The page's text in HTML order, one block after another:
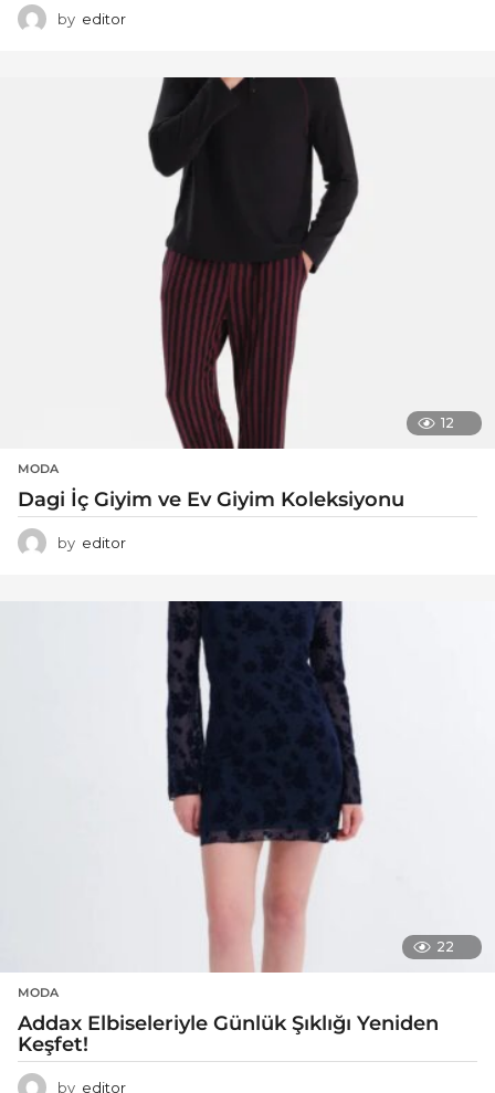
by editor
12
MODA
Dagi İç Giyim ve Ev Giyim Koleksiyonu
by editor
22
MODA
Addax Elbiseleriyle Günlük Şıklığı Yeniden
Keşfet!
by editor